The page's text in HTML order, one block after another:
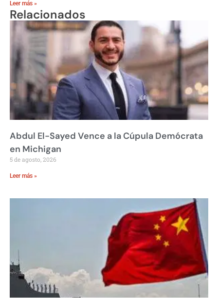
Leer más »
Relacionados
Abdul El-Sayed Vence a la Cúpula Demócrata
en Michigan
5 de agosto, 2026
Leer más »